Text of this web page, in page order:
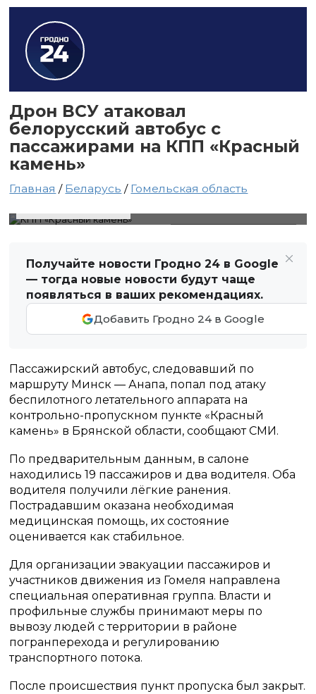
Дрон ВСУ атаковал
белорусский автобус с
пассажирами на КПП «Красный
камень»
Главная / Беларусь / Гомельская область
Получайте новости Гродно 24 в Google
— тогда новые новости будут чаще
появляться в ваших рекомендациях.
Добавить Гродно 24 в Google
Пассажирский автобус, следовавший по
маршруту Минск — Анапа, попал под атаку
беспилотного летательного аппарата на
контрольно-пропускном пункте «Красный
камень» в Брянской области, сообщают СМИ.
По предварительным данным, в салоне
находились 19 пассажиров и два водителя. Оба
водителя получили лёгкие ранения.
Пострадавшим оказана необходимая
медицинская помощь, их состояние
оценивается как стабильное.
Для организации эвакуации пассажиров и
участников движения из Гомеля направлена
специальная оперативная группа. Власти и
профильные службы принимают меры по
вывозу людей с территории в районе
погранперехода и регулированию
транспортного потока.
После происшествия пункт пропуска был закрыт.